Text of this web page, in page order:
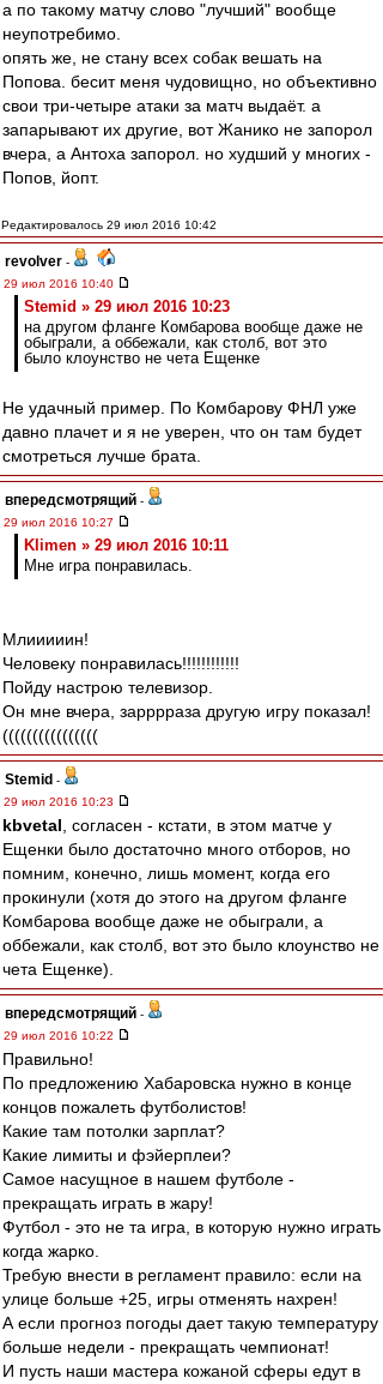
а по такому матчу слово "лучший" вообще
неупотребимо.
опять же, не стану всех собак вешать на
Попова. бесит меня чудовищно, но объективно
свои три-четыре атаки за матч выдаёт. а
запарывают их другие, вот Жанико не запорол
вчера, а Антоха запорол. но худший у многих -
Попов, йопт.
Редактировалось 29 июл 2016 10:42
revolver -
29 июл 2016 10:40
Stemid » 29 июл 2016 10:23
на другом фланге Комбарова вообще даже не
обыграли, а оббежали, как столб, вот это
было клоунство не чета Ещенке
Не удачный пример. По Комбарову ФНЛ уже
давно плачет и я не уверен, что он там будет
смотреться лучше брата.
впередсмотрящий -
29 июл 2016 10:27
Klimen » 29 июл 2016 10:11
Мне игра понравилась.
Млииииин!
Человеку понравилась!!!!!!!!!!!!
Пойду настрою телевизор.
Он мне вчера, зарррраза другую игру показал!
((((((((((((((((
Stemid -
29 июл 2016 10:23
kbvetal , согласен - кстати, в этом матче у
Ещенки было достаточно много отборов, но
помним, конечно, лишь момент, когда его
прокинули (хотя до этого на другом фланге
Комбарова вообще даже не обыграли, а
оббежали, как столб, вот это было клоунство не
чета Ещенке).
впередсмотрящий -
29 июл 2016 10:22
Правильно!
По предложению Хабаровска нужно в конце
концов пожалеть футболистов!
Какие там потолки зарплат?
Какие лимиты и фэйерплеи?
Самое насущное в нашем футболе -
прекращать играть в жару!
Футбол - это не та игра, в которую нужно играть
когда жарко.
Требую внести в регламент правило: если на
улице больше +25, игры отменять нахрен!
А если прогноз погоды дает такую температуру
больше недели - прекращать чемпионат!
И пусть наши мастера кожаной сферы едут в